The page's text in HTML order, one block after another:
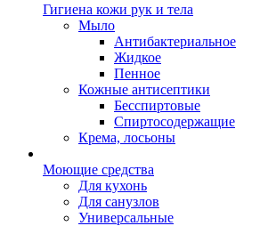
Гигиена кожи рук и тела
Мыло
Антибактериальное
Жидкое
Пенное
Кожные антисептики
Бесспиртовые
Cпиртосодержащие
Крема, лосьоны
Моющие средства
Для кухонь
Для санузлов
Универсальные